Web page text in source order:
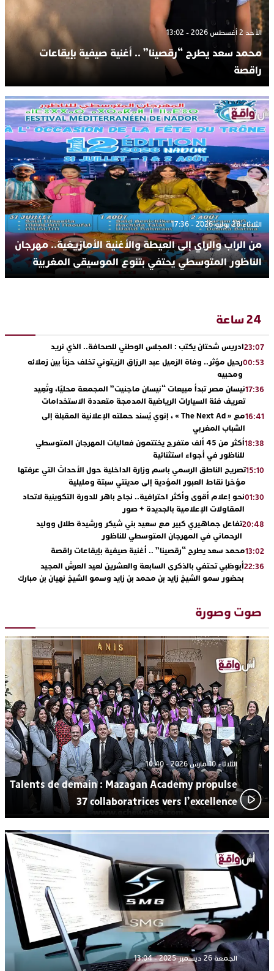
الأحد 2 أغسطس 2026 - 13:02
محمد سعد يطرح “رقصينا” .. أغنية صيفية بإيقاعات
راقصة
الثلاثاء 28 يوليو 2026 - 17:36
من الراب والراي إلى العيطة والأغنية الأمازيغية.. مهرجان
الناظور المتوسطي يحتفي بتنوع الموسيقى المغربية
24 ساعة
23:07ادريس شحتان يكتب : المجلس الوطني للصحافة.. الذي نريد
00:53رحيل مؤثر.. وفاة الزميل عبد الرزاق الزيتوني تخلف حزناً بين زملائه
ومحبيه
17:36نيسان مصر تبدأ مبيعات “نيسان ماجنيت” المجمعة محليًا، وتُعِيد
تعريف فئة السيارات الرياضية المدمجة متعددة الاستخدامات
16:41
مع « The Next Ad » ، إنوي يُسند حملته الإعلانية المقبلة إلى
الشباب المغربي
18:38
أكثر من 45 ألف متفرج يختتمون فعاليات المهرجان المتوسطي
للناظور في أجواء استثنائية
15:10تصريح الناطق الرسمي باسم وزارة الداخلية حول الأحداث التي عرفتها
مؤخرا نقاط العبور المؤدية إلى مدينتي سبتة ومليلية
01:30نحو إعلام أقوى وأكثر احترافية.. نجاح باهر للدورة التكوينية لاتحاد
المقاولات الإعلامية بالجديدة + صور
20:48تفاعل جماهيري كبير مع سعيد بني شيكر ورشيدة طلال ووليد
الرحماني في المهرجان المتوسطي للناظور
13:02محمد سعد يطرح “رقصينا” .. أغنية صيفية بإيقاعات راقصة
22:36أبوظبي تحتفي بالذكرى السابعة والعشرين لعيد العرش المجيد
بحضور سمو الشيخ زايد بن محمد بن زايد وسمو الشيخ نهيان بن مبارك
“كوفرة فالغيس”
19:11يقظة أمنية تنهي كابوس الفتاة القاصر: كواليس مثيرة لعملية تحرير
17:27 اتحاد المقاولات الإعلامية يقود قاطرة التكوين بالجديدة ويستضيف
الإعلامي سعيد بلفقير في دورة استثنائية
23:18ترسيخا لثقافة ترشيد الموارد المائية.. اختتام فعاليات النسخة الثانية
من “القرية الذكية للماء” بمركز الاصطياف ببوزنيقة
صوت وصورة
الثلاثاء 10 مارس 2026 - 10:40
Talents de demain : Mazagan Academy propulse
37 collaboratrices vers l’excellence
الجمعة 26 ديسمبر 2025 - 13:04